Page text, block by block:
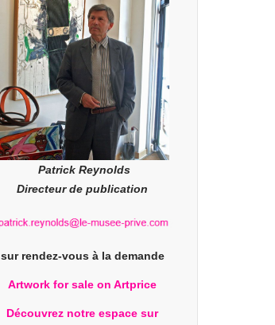
Patrick Reynolds
Directeur de publication
sur rendez-vous à la demande
Artwork for sale on Artprice
Découvrez notre espace sur